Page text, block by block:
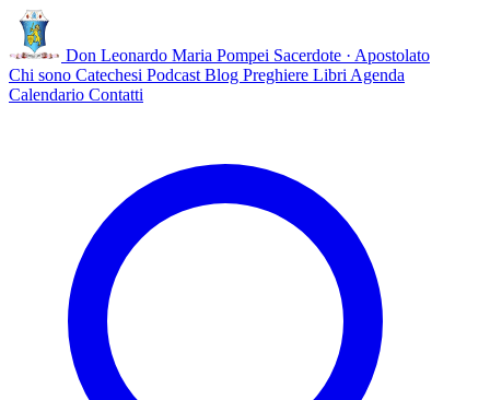
Don Leonardo Maria Pompei Sacerdote · Apostolato
Chi sono Catechesi Podcast Blog Preghiere Libri Agenda
Calendario Contatti